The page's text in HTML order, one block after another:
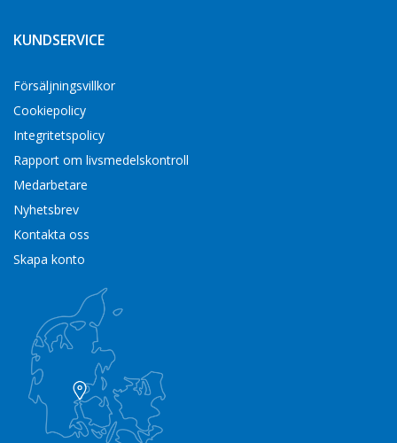
KUNDSERVICE
Försäljningsvillkor
Cookiepolicy
Integritetspolicy
Rapport om livsmedelskontroll
Medarbetare
Nyhetsbrev
Kontakta oss
Skapa konto